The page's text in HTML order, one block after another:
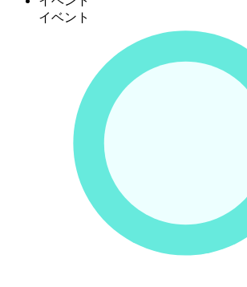
イベント